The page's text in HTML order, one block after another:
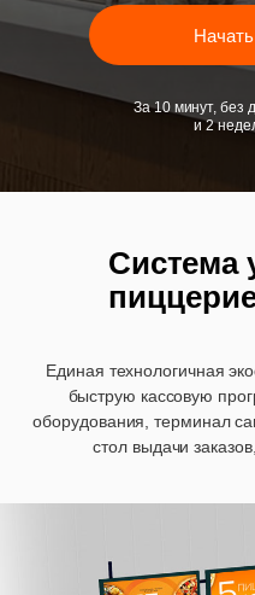
За 10 минут, без
и 2
Cистема
Единая технологичная
быструю кассовую
оборудования, терминал
стол выдачи